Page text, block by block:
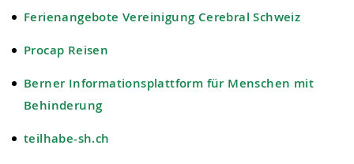
Ferienangebote Vereinigung Cerebral Schweiz
Procap Reisen
Berner Informationsplattform für Menschen mit
Behinderung
teilhabe-sh.ch